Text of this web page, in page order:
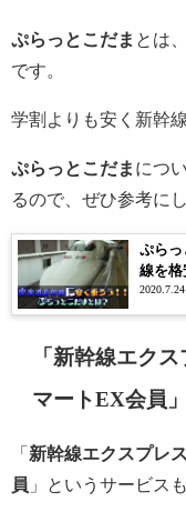
ぷらっとこだま とは
です。
学割よりも安く新幹
ぷらっとこだまにつ
るので、ぜひ参考に
ぷらっ
線を格
2020.7.24
「新幹線エク
マートEX会員」
「 新幹線エクスプレ
員 」というサービス